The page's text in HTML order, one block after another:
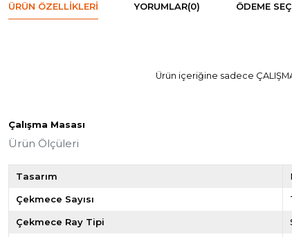
ÜRÜN ÖZELLIKLERI YORUMLAR(0) ÖDEME
Ürün içeriğine sadece
Ürün Ölçüleri
Çalışma Masası
Tasarım
Çekmece Sayısı
Çekmece Ray Tipi